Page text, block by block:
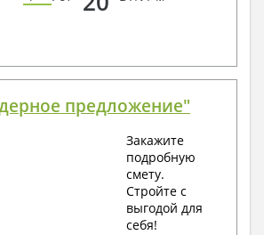
предложение"
Закажите
подробную
смету.
Стройте с
выгодой для
себя!